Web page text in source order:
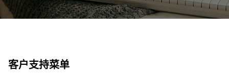
客户支持菜单